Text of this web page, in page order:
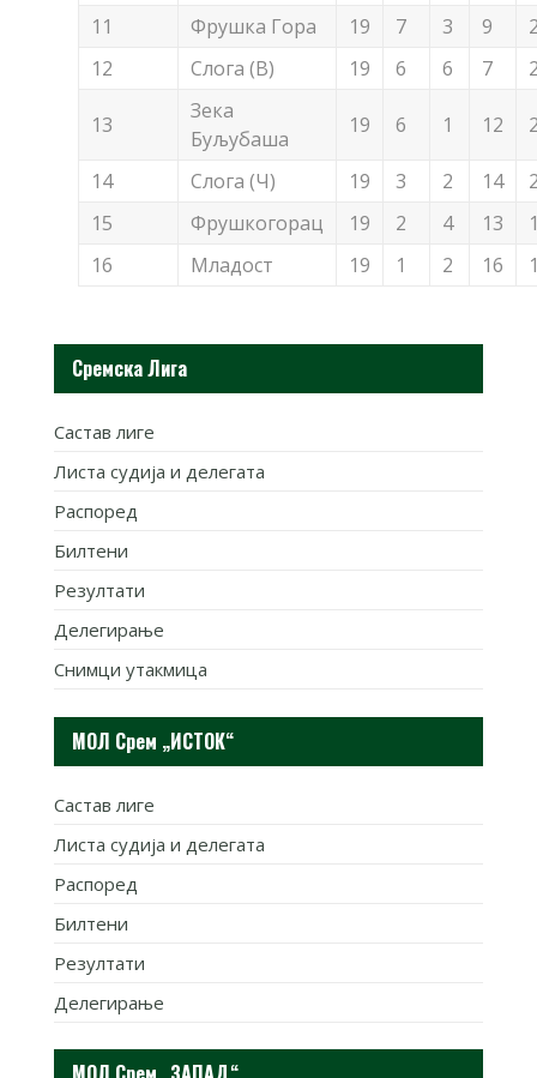
11
Фрушка Гора 19 7 3 9
12
Слога (В) 19 6 6 7
13
Зека
Буљубаша
19 6 1 12
14 Слога (Ч) 19 3 2 14
15
Фрушкогорац 19 2 4 13
16
Младост 19 1 2 16
Сремска Лига
Састав лиге
Листа судија и делегата
Распоред
Билтени
Резултати
Делегирање
Снимци утакмица
МОЛ Срем „ИСТОК“
Састав лиге
Листа судија и делегата
Распоред
Билтени
Резултати
Делегирање